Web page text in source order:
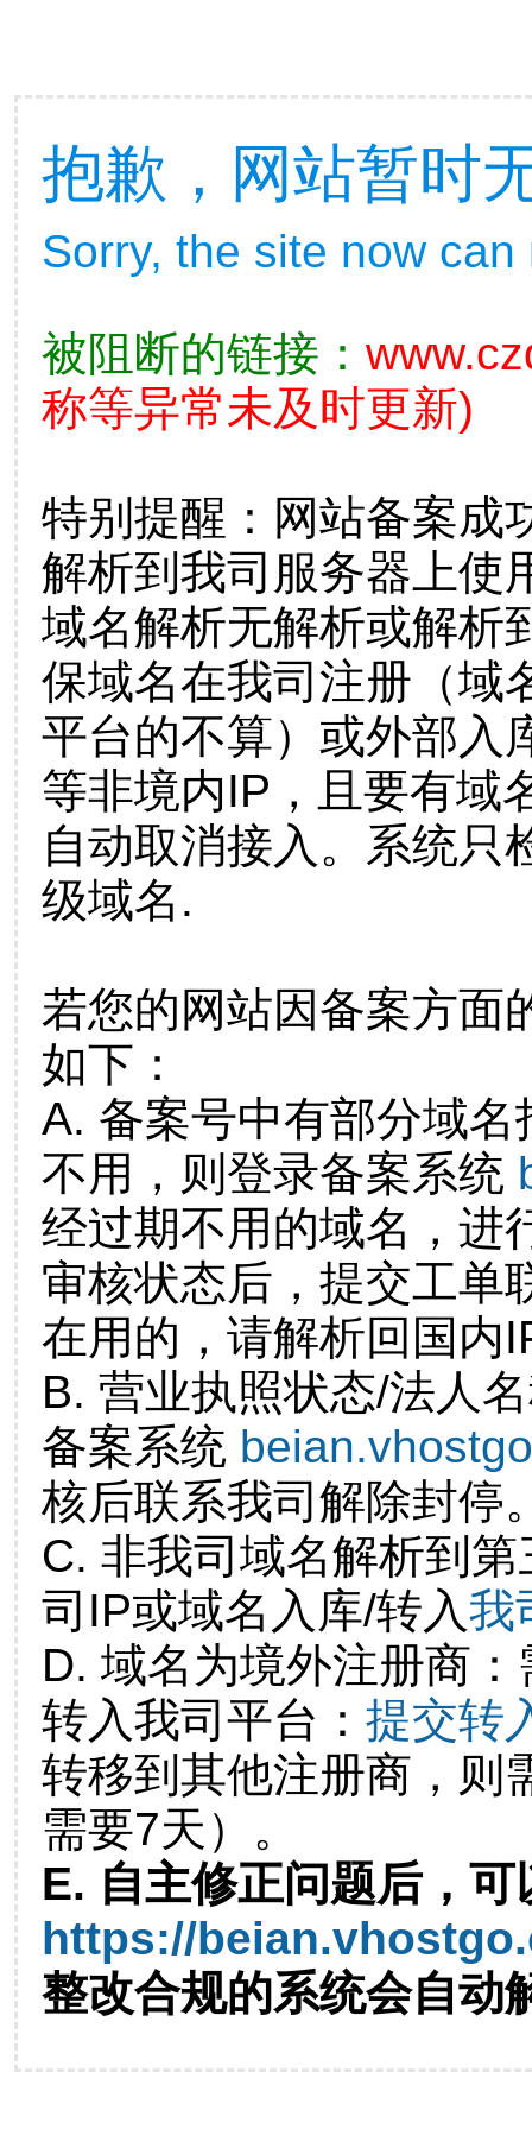
抱歉，网站暂时
Sorry, the site now
被阻断的链接：
称等异常未及时更新)
特别提醒：网站备案成
解析到我司服务器上使
域名解析无解析或解析
保域名在我司注册（域
平台的不算）或外部入
等非境内IP，且要有域
自动取消接入。系统只
级域名.
若您的网站因备案方面
如下：
A. 备案号中有部分域
不用，则登录备案系统
经过期不用的域名，进
审核状态后，提交工单
在用的，请解析回国内
B. 营业执照状态/法人
备案系统
核后联系我司解除封停
C. 非我司域名解析到
司IP或域名入库/转入我
D. 域名为境外注册商
转入我司平台： 提交转
转移到其他注册商，则
需要7天）。
E. 自主修正问题后，可
https://
整改合规的系统会自动